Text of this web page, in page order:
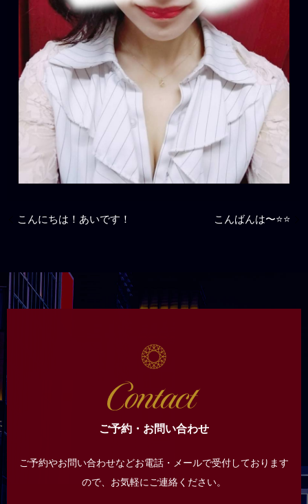
こんにちは！あいです！ こんばんは〜⭐️⭐️
ご予約・お問い合わせ
ご予約やお問い合わせなどお電話・メールで受付しております
ので、 お気軽にご連絡ください。